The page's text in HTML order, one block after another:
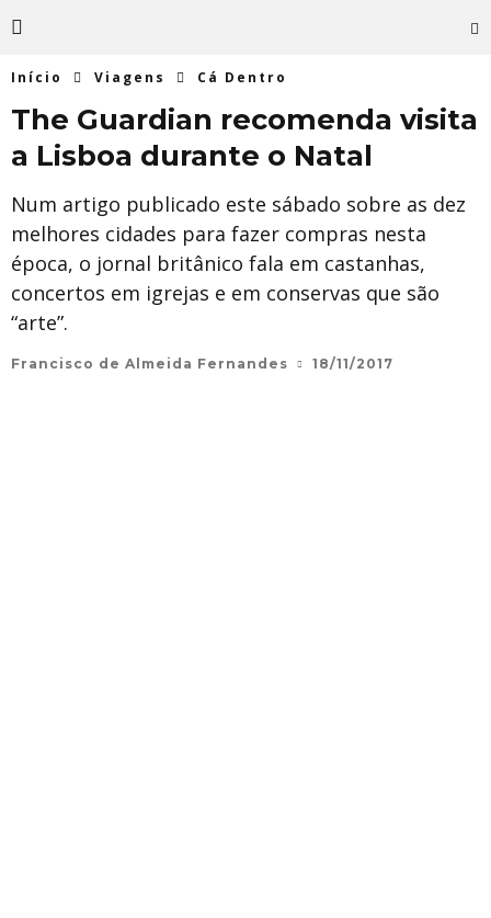
Início Viagens Cá Dentro
The Guardian recomenda visita
a Lisboa durante o Natal
Num artigo publicado este sábado sobre as dez
melhores cidades para fazer compras nesta
época, o jornal britânico fala em castanhas,
concertos em igrejas e em conservas que são
“arte”.
Francisco de Almeida Fernandes 18/11/2017